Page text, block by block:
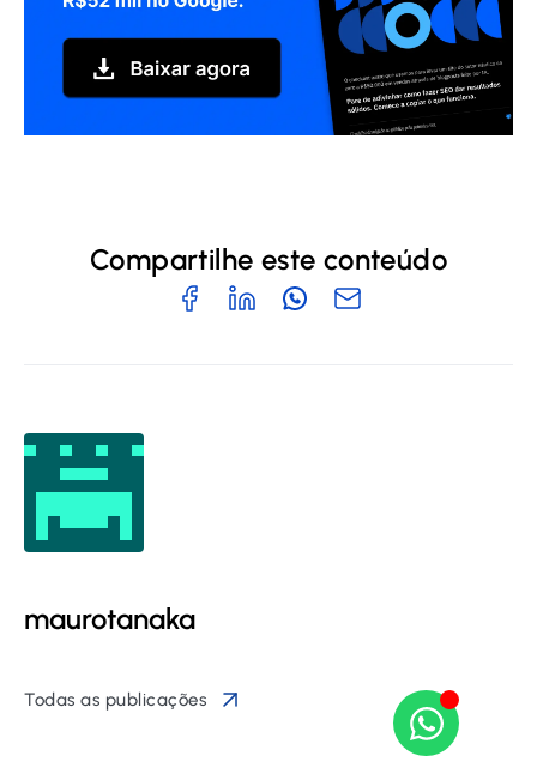
Compartilhe este conteúdo
maurotanaka
Todas as publicações